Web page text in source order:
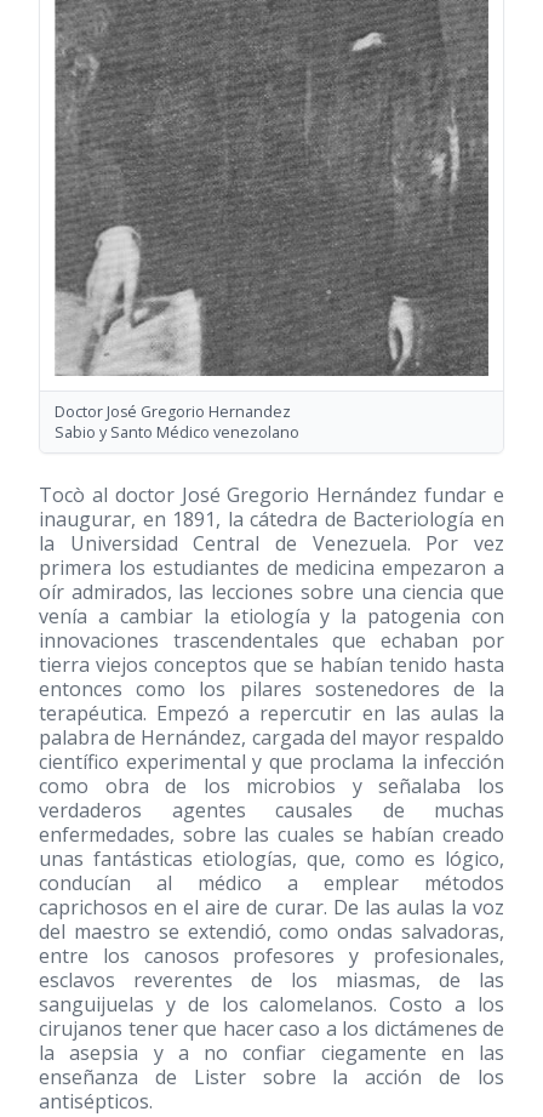
Doctor José Gregorio Hernandez
Sabio y Santo Médico venezolano
Tocò al doctor José Gregorio Hernández fundar e
inaugurar, en 1891, la cátedra de Bacteriología en
la Universidad Central de Venezuela. Por vez
primera los estudiantes de medicina empezaron a
oír admirados, las lecciones sobre una ciencia que
venía a cambiar la etiología y la patogenia con
innovaciones trascendentales que echaban por
tierra viejos conceptos que se habían tenido hasta
entonces como los pilares sostenedores de la
terapéutica. Empezó a repercutir en las aulas la
palabra de Hernández, cargada del mayor respaldo
científico experimental y que proclama la infección
como obra de los microbios y señalaba los
verdaderos agentes causales de muchas
enfermedades, sobre las cuales se habían creado
unas fantásticas etiologías, que, como es lógico,
conducían al médico a emplear métodos
caprichosos en el aire de curar. De las aulas la voz
del maestro se extendió, como ondas salvadoras,
entre los canosos profesores y profesionales,
esclavos reverentes de los miasmas, de las
sanguijuelas y de los calomelanos. Costo a los
cirujanos tener que hacer caso a los dictámenes de
la asepsia y a no confiar ciegamente en las
enseñanza de Lister sobre la acción de los
antisépticos.